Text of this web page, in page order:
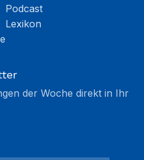
Podcast
Lexikon
der Woche direkt in Ihr